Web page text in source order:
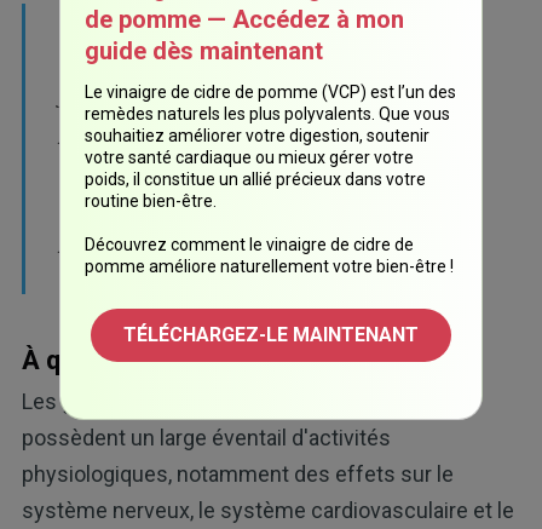
«Il semble que les ginsénosides à grande
molécule (Rb1, Rc, Re) puissent être une
forme de stockage des saponines dans les
plantes de ginseng plutôt que la forme active
in vivo. Les ginsénosides moléculaires
apparentés, mais plus petits (Rg3, Rh1),
peuvent être l'ingrédient qui exerce des effets
thérapeutiques.»
À quoi d'autre le ginseng est-il bon?
Les ginsénosides contenus dans le ginseng
possèdent un large éventail d'activités
physiologiques, notamment des effets sur le
système nerveux, le système cardiovasculaire et le
de pomme — Accédez à mon
guide dès maintenant
Le vinaigre de cidre de pomme (VCP) est l’un des
remèdes naturels les plus polyvalents. Que vous
souhaitiez améliorer votre digestion, soutenir
votre santé cardiaque ou mieux gérer votre
poids, il constitue un allié précieux dans votre
routine bien-être.
Découvrez comment le vinaigre de cidre de
pomme améliore naturellement votre bien-être !
TÉLÉCHARGEZ-LE MAINTENANT